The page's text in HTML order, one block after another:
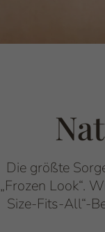
Die größte
„Frozen Look“.
Size-Fits-All“-